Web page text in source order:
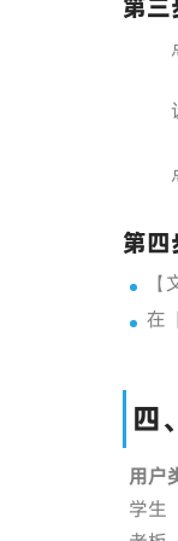
第
第
在
四
用户
学生